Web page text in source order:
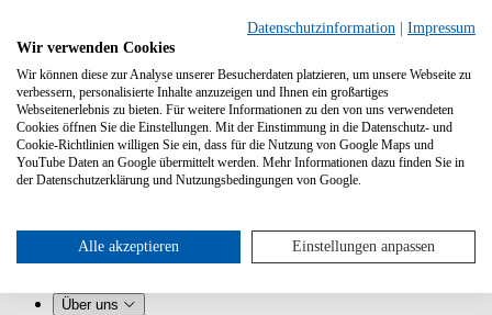
Leistungen
VLB-TIX kennenlernen
Für Vertretungen
Für Presse
Über uns
Datenschutzinformation
Impressum
Wir verwenden Cookies
Wir können diese zur Analyse unserer Besucherdaten platzieren, um unsere Webseite zu
verbessern, personalisierte Inhalte anzuzeigen und Ihnen ein großartiges
Webseitenerlebnis zu bieten. Für weitere Informationen zu den von uns verwendeten
Cookies öffnen Sie die Einstellungen. Mit der Einstimmung in die Datenschutz- und
Cookie-Richtlinien willigen Sie ein, dass für die Nutzung von Google Maps und
YouTube Daten an Google übermittelt werden. Mehr Informationen dazu finden Sie in
der Datenschutzerklärung und Nutzungsbedingungen von Google.
Alle akzeptieren Einstellungen anpassen